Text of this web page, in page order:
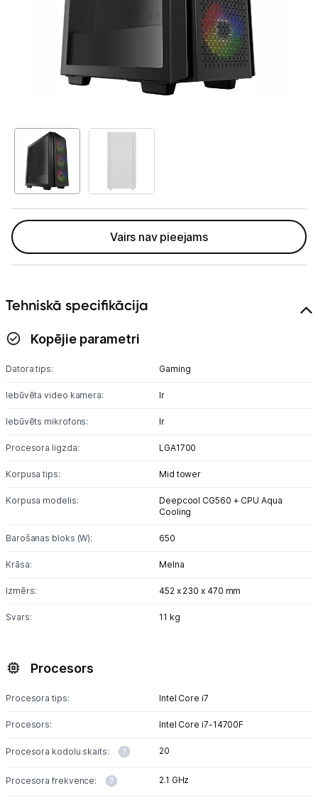
GAMING pasaule >
Portatīvie datori un piederumi
Audio
Stacionārie datori un piederumi
Stacionārie datori
Monitori
Peles
Klaviatūras
Web kameras
Monitoru stiprinājumi
Projektori un ekrāni
Drukas iekārtas
Biroja piederumi
Telefoni, planšetdatori
Skaistumkopšana
Sports un atpūta
Vairs nav pieejams
Tehniskā specifikācija
Kopējie parametri
Datora tips: Gaming
Iebūvēta video kamera: Ir
Iebūvēts mikrofons: Ir
Procesora ligzda: LGA1700
Korpusa tips: Mid tower
Korpusa modelis:
Deepcool CG560 + CPU Aqua
Cooling
Barošanas bloks (W): 650
Krāsa: Melna
Izmērs: 452 x 230 x 470 mm
Svars: 11 kg
Procesors
Procesora tips: Intel Core i7
Procesors: Intel Core i7-14700F
Procesora kodolu skaits: 20
Procesora frekvence: 2.1 GHz